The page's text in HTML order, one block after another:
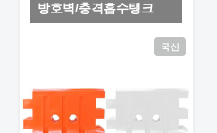
방호벽/충격흡수탱크
국산